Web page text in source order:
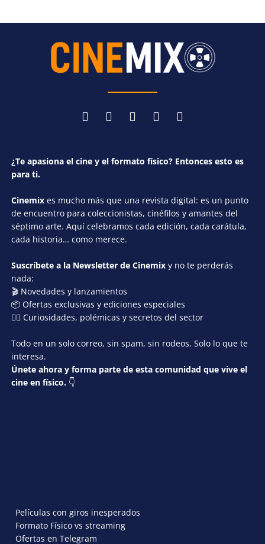
¿Te apasiona el cine y el formato físico? Entonces esto es
para ti.
Cinemix es mucho más que una revista digital: es un punto
de encuentro para coleccionistas, cinéfilos y amantes del
séptimo arte. Aquí celebramos cada edición, cada carátula,
cada historia… como merece.
Suscríbete a la Newsletter de Cinemix y no te perderás
nada:
🎬 Novedades y lanzamientos
📦 Ofertas exclusivas y ediciones especiales
🕵️‍♂️ Curiosidades, polémicas y secretos del sector
Todo en un solo correo, sin spam, sin rodeos. Solo lo que te
interesa.
Únete ahora y forma parte de esta comunidad que vive el
cine en físico. 👇
Películas con giros inesperados
Formato Físico vs streaming
Ofertas en Telegram